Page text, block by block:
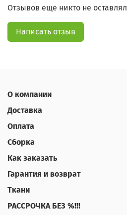
Отзывов еще никто не оставлял
Написать отзыв
О компании
Доставка
Оплата
Сборка
Как заказать
Гарантия и возврат
Ткани
РАССРОЧКА БЕЗ %!!!